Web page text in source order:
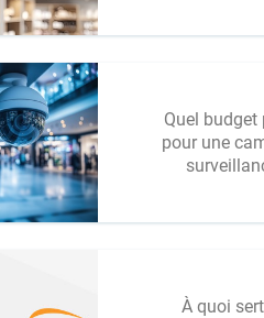
Quel budget
pour une
À quoi